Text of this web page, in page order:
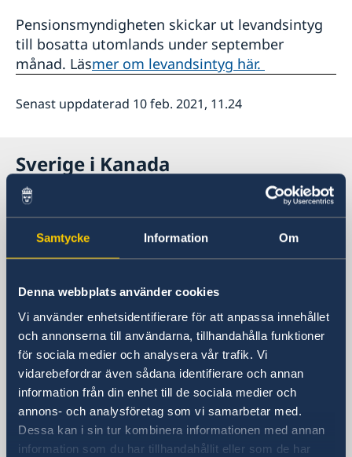
Samtycke Information Om
Denna webbplats använder cookies
Vi använder enhetsidentifierare för att anpassa innehållet
och annonserna till användarna, tillhandahålla funktioner
för sociala medier och analysera vår trafik. Vi
vidarebefordrar även sådana identifierare och annan
information från din enhet till de sociala medier och
annons- och analysföretag som vi samarbetar med.
Dessa kan i sin tur kombinera informationen med annan
information som du har tillhandahållit eller som de har
Vi är en resurs för svenska företag
Team Sweden
Så kan du få stöd
Anmäl handelshinder
Aktuellt
Nyheter
Pensionsmyndigheten skickar ut levandsintyg
till bosatta utomlands under september
månad. Läsmer om levandsintyg här.
Senast uppdaterad 10 feb. 2021, 11.24
Sverige i Kanada
SVERIGES AMBASSAD I KANADA
Besöksadress
Ottawa
Postadress
377 Dalhousie Street, Suite 305
Ottawa, ON K1N 9N8
Telefonnummer
613-244-8200
Fax
613-244-2277
E-postadress